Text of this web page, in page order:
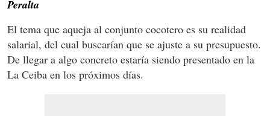
Peralta
El tema que aqueja al conjunto cocotero es su realidad
salarial, del cual buscarían que se ajuste a su presupuesto.
De llegar a algo concreto estaría siendo presentado en la
La Ceiba en los próximos días.